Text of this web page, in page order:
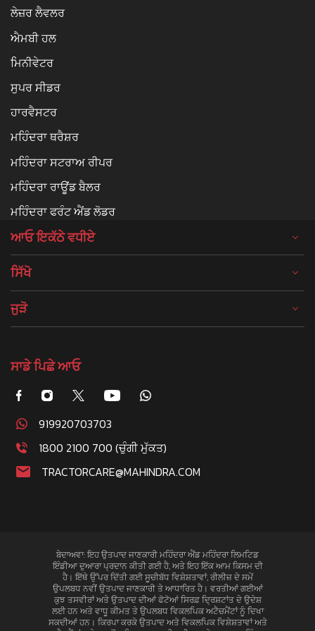
ਲੇਜ਼ਰ ਲੈਵਲਰ
ਐਮਬੀ ਹਲ
ਮਿਨੀਵੇਟਰ
ਸੁਪਰ ਸੀਡਰ
ਹਾਰਵੈਸਟਰ
ਮਹਿੰਦਰਾ ਥਰੈਸ਼ਰ
ਮਹਿੰਦਰਾ ਸਟਰਾਅ ਰੀਪਰ
ਮਹਿੰਦਰਾ ਰਾਊਂਡ ਬੈਲਰ
ਮਹਿੰਦਰਾ ਫਰੰਟ ਐਂਡ ਲੋਡਰ
ਆਓ ਇਕੱਠੇ ਵਧੀਏ
ਸਿੱਖੋ
ਜੁੜੋ
ਸਾਡੇ ਪਿਛੇ ਆਓ
919920703703
1800 2100 700 (ਚੁੰਗੀ ਮੁੱਕਤ)
TRACTORCARE@MAHINDRA.COM
ਬੇਦਾਅਵਾ: ਇਹ ਉਤਪਾਦ ਜਾਣਕਾਰੀ ਮਹਿੰਦਰਾ ਐਂਡ ਮਹਿੰਦਰਾ ਲਿਮਟਿਡ
ਇੰਡੀਆ ਦੁਆਰਾ ਪ੍ਰਦਾਨ ਕੀਤੀ ਗਈ ਹੈ, ਅਤੇ ਇਹ ਇੱਕ ਆਮ ਕਿਸਮ ਦੀ
ਹੈ। ਇੱਥੇ ਉੱਪਰ ਦਿੱਤੀ ਗਈ ਸੂਚੀਬੱਧ ਵਿਸ਼ੇਸ਼ਤਾਵਾਂ, ਰੀਲੀਜ਼ ਦੇ ਸਮੇਂ
ਉਪਲਬਧ ਨਵੀਂ ਉਤਪਾਦ ਜਾਣਕਾਰੀ ਤੇ ਆਧਾਰਿਤ ਹੈ। ਵਰਤੀਆਂ ਗਈਆਂ
ਕੁਝ ਤਸਵੀਰਾਂ ਅਤੇ ਉਤਪਾਦ ਦੀਆਂ ਫੋਟੋਆਂ ਸਿਰਫ਼ ਦ੍ਰਿਸ਼ਟਾਂਤ ਦੇ ਉਦੇਸ਼
ਲਈ ਹਨ ਅਤੇ ਵਾਧੂ ਕੀਮਤ ਤੇ ਉਪਲਬਧ ਵਿਕਲਪਿਕ ਅਟੈਚਮੈਂਟਾਂ ਨੂੰ ਦਿਖਾ
ਸਕਦੀਆਂ ਹਨ। ਕਿਰਪਾ ਕਰਕੇ ਉਤਪਾਦ ਅਤੇ ਵਿਕਲਪਿਕ ਵਿਸ਼ੇਸ਼ਤਾਵਾਂ ਅਤੇ